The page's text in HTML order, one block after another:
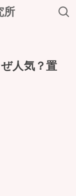
所
人気？置